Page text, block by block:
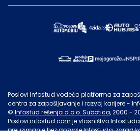
Poslovi Infostud vodeća platforma za
centra za zapošljavanje i razvoj karijere -
© Infostud rešenja d.o.o. Subotica, 2000 -
Poslovi.infostud.com je vlasništvoInfostuda
preuzimanje bez dozvoleInfostuda, zarad